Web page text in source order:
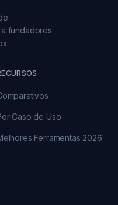
fundadores
Caso de Uso
Ferramentas 2026